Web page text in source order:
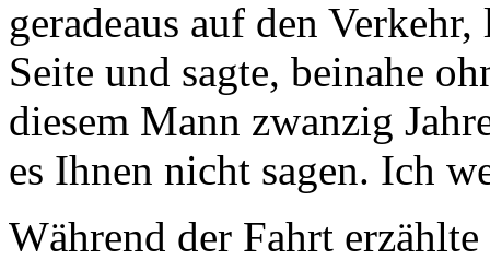
geradeaus auf den
Seite und sagte, beinahe
diesem Mann zwanzig
es Ihnen nicht sagen. Ich
Während der Fahrt